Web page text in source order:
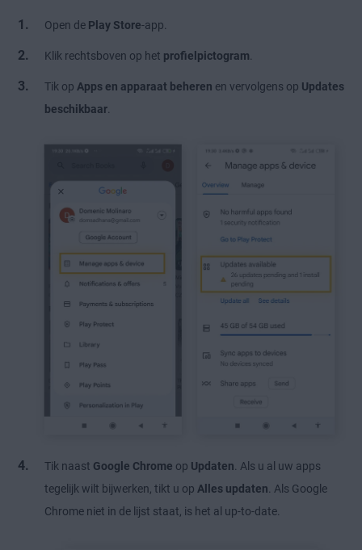
Open de Play Store-app.
Klik rechtsboven op het profielpictogram
Tik op Apps en apparaat beheren en vervolgens op Updates
beschikbaar
Tik naast Google Chrome op Updaten . Als u al uw apps
tegelijk wilt bijwerken, tikt u op Alles updaten . Als Google
Chrome niet in de lijst staat, is het al up-to-date.